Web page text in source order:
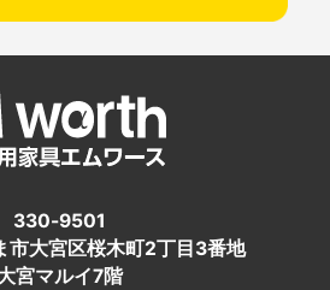
330-9501
市大宮区桜木町2丁目3番地
宮マルイ7階